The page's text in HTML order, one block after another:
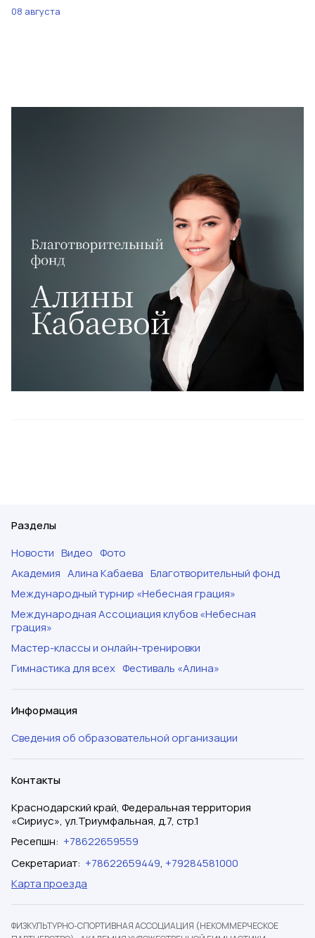
08 августа
Разделы
Новости Видео Фото
Академия Алина Кабаева Благотворительный фонд
Международный турнир «Небесная грация»
Международная Ассоциация клубов «Небесная
грация»
Мастер-классы и онлайн-тренировки
Гимнастика для всех Фестиваль «Алина»
Информация
Сведения об образовательной организации
Контакты
Краснодарский край, Федеральная территория
«Сириус», ул.Триумфальная, д.7, стр.1
Ресепшн: +78622659559
Секретариат: +78622659449, +79284581000
Карта проезда
ФИЗКУЛЬТУРНО-СПОРТИВНАЯ АССОЦИАЦИЯ (НЕКОММЕРЧЕСКОЕ